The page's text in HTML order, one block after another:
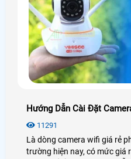
Hướng Dẫn Cài Đặt
11291
Là dòng camera wifi giá rẻ
trường hiện nay, có mức giá